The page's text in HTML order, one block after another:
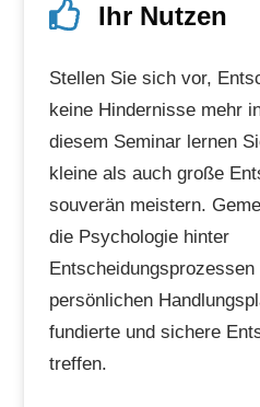
Ihr Nutzen
Stellen Sie sich vor,
keine Hindernisse mehr
diesem Seminar lernen
kleine als auch große
souverän meistern.
die Psychologie hinter
persönlichen
fundierte und sichere
treffen.